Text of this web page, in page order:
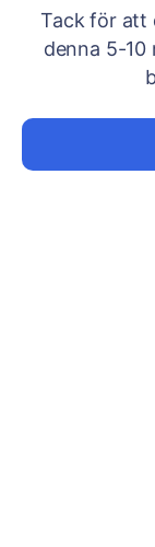
Tack för att
denna 5-10